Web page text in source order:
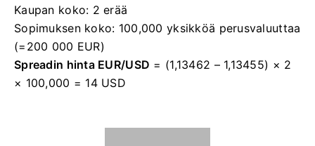
Kaupan koko: 2 erää
Sopimuksen koko: 100,000 yksikköä perusvaluuttaa
(=200 000 EUR)
Spreadin hinta EUR/USD = (1,13462 – 1,13455) × 2
× 100,000 = 14 USD